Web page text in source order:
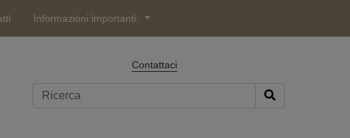
Informazioni importanti:
Contattaci